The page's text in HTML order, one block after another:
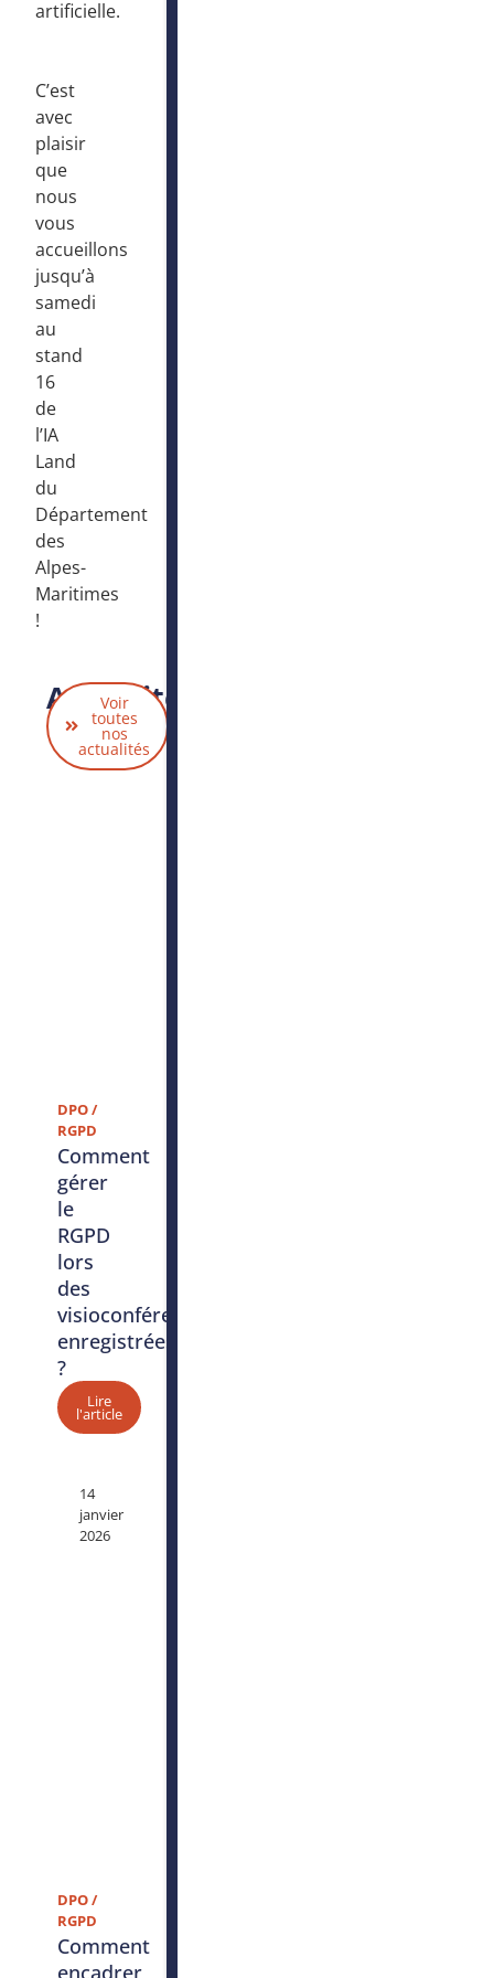
artificielle.
C’est
avec
plaisir
que
nous
vous
accueillons
jusqu’à
samedi
au
stand
16
de
l’IA
Land
du
Département
des
Alpes-
Maritimes
!
Actualités
liées
Voir
toutes
nos
actualités
DPO /
RGPD
Comment
gérer
le
RGPD
lors
des
visioconférences
enregistrées
?
Lire
l'article
14
janvier
2026
DPO /
RGPD
Comment
encadrer